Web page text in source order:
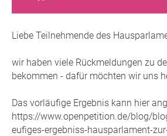
Liebe Teilnehmende des
wir haben viele Rückmeldungen zu
bekommen - dafür möchten wir uns
Das vorläufige Ergebnis kann hier
https://www.openpetition.de/blog/
eufiges-ergebniss-hausparlament-